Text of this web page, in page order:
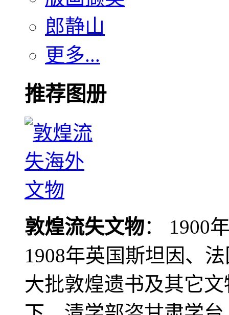
郎静山
更多...
推荐图册
敦煌流失文物： 1900
1908年英国斯坦因、
大批敦煌遗书及其它